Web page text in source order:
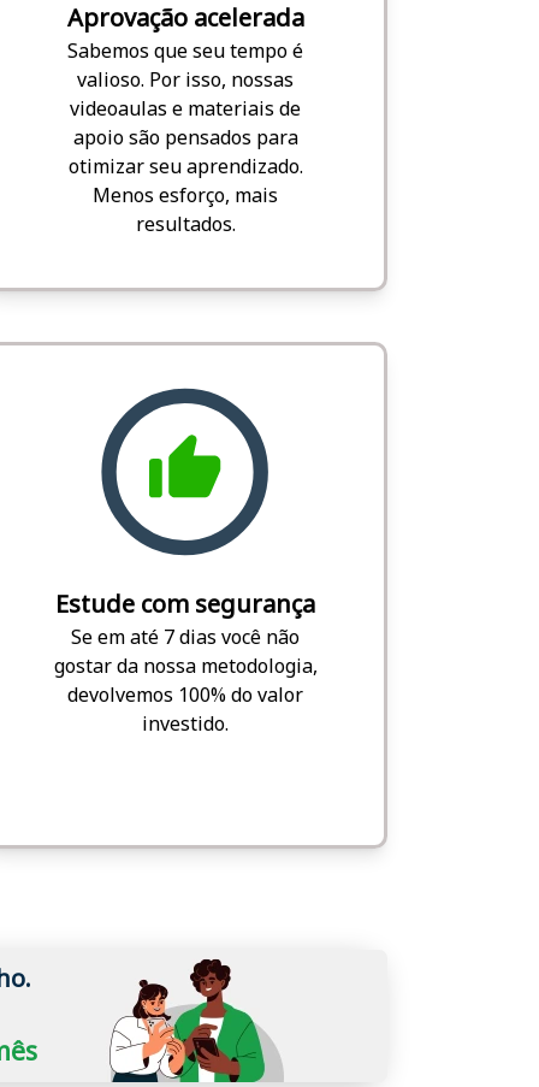
Aprovação acelerada
Sabemos que seu tempo é
valioso. Por isso, nossas
videoaulas e materiais de
apoio são pensados para
otimizar seu aprendizado.
Menos esforço, mais
resultados.
Estude com segurança
Se em até 7 dias você não
gostar da nossa metodologia,
devolvemos 100% do valor
investido.